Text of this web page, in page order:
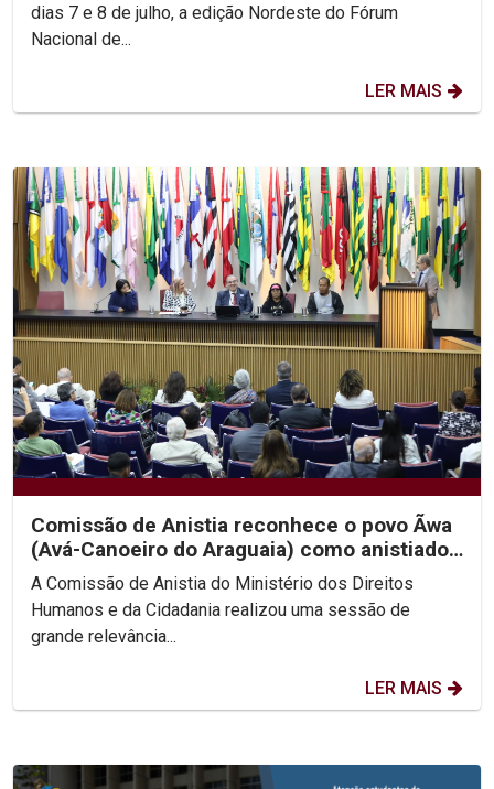
dias 7 e 8 de julho, a edição Nordeste do Fórum
Nacional de...
LER MAIS
Comissão de Anistia reconhece o povo Ãwa
(Avá-Canoeiro do Araguaia) como anistiado
político coletivo
A Comissão de Anistia do Ministério dos Direitos
Humanos e da Cidadania realizou uma sessão de
grande relevância...
LER MAIS